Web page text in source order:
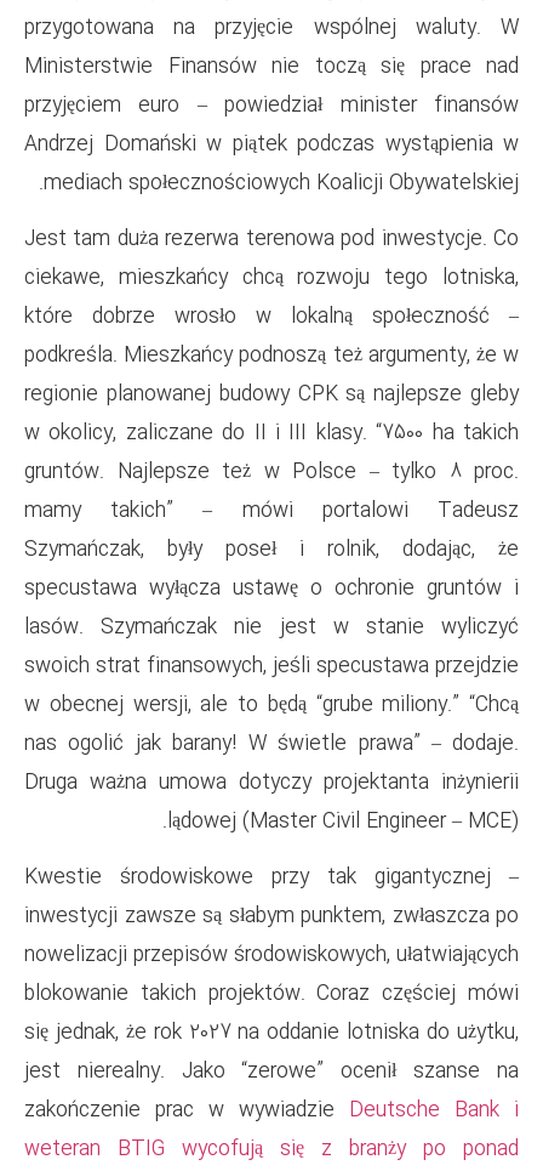
przygotowana na przyjęcie
Ministerstwie Finansów nie
przyjęciem euro –
Andrzej Domański w piątek
mediach
Jest tam duża rezerwa
ciekawe, mieszkańcy chcą
które dobrze wrosło w
podkreśla. Mieszkańcy
regionie planowanej budowy
w okolicy, zaliczane do II i III
gruntów. Najlepsze też w
mamy takich” – mówi
Szymańczak, były poseł
specustawa wyłącza
lasów. Szymańczak nie
swoich strat finansowych, jeśli
w obecnej wersji, ale to będą
nas ogolić jak barany! W
Druga ważna umowa
lądowej (Master
– Kwestie środowiskowe
inwestycji zawsze są słabym
nowelizacji przepisów
blokowanie takich projektów.
się jednak, że rok 2027 na
jest nierealny. Jako
zakończenie prac w
weteran BTIG wycofują